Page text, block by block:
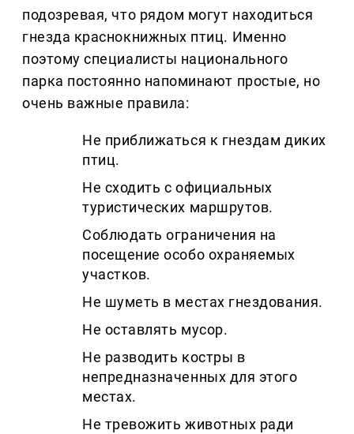
подозревая, что рядом могут находиться
гнезда краснокнижных птиц. Именно
поэтому специалисты национального
парка постоянно напоминают простые, но
очень важные правила:
Не приближаться к гнездам диких
птиц.
Не сходить с официальных
туристических маршрутов.
Соблюдать ограничения на
посещение особо охраняемых
участков.
Не шуметь в местах гнездования.
Не оставлять мусор.
Не разводить костры в
непредназначенных для этого
местах.
Не тревожить животных ради